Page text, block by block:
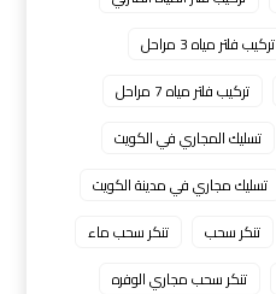
تركيب فلتر مياه 3 مراحل
تركيب فلتر مياه 7 مراحل
تسليك المجاري في الكويت
تسليك مجاري في مدينة الكويت
تنكر سحب
تنكر سحب ماء
تنكر سحب مجاري الوفره